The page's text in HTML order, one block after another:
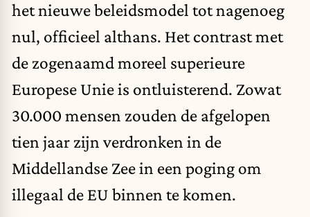
het nieuwe beleidsmodel totnagenoeg
nul, officieel althans. Het contrast met
de zogenaamd moreel superieure
Europese Unie is ontluisterend. Zowat
30.000 mensen zouden de afgelopen
tien jaar zijn verdronken in de
Middellandse Zee in een poging om
illegaal de EU binnen te komen.